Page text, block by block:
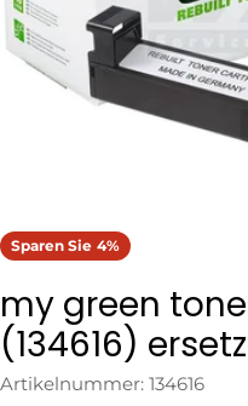
Sie das Medium 0
Sparen Sie 4%
my green
(134616)
Artikelnummer: 134616